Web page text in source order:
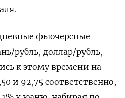
фьючерсные
рубль, доллар/рубль,
к этому времени на
и 92,75 соответственно,